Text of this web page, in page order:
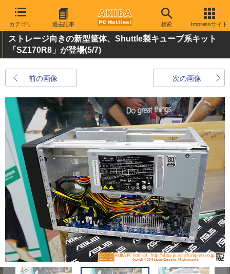
カテゴリ 過去記事 検索 Impressサイト
ストレージ向きの新型筐体、Shuttle製キューブ系キット
「SZ170R8」が登場(5/7)
前の画像 次の画像